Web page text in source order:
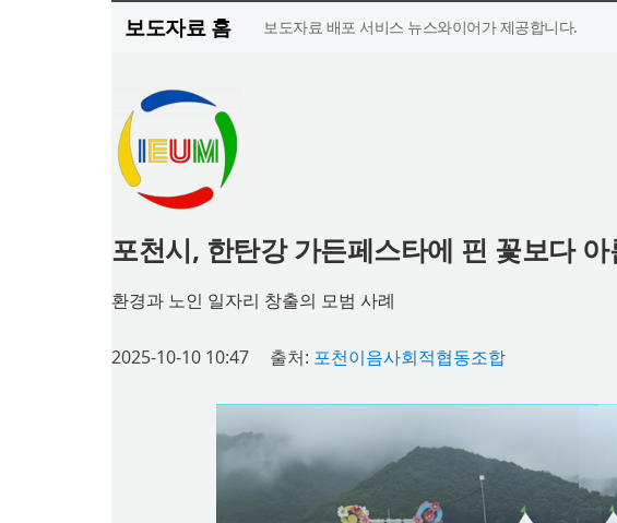
보도자료 홈 보도자료 배포 서비스 뉴스와이어가 제공합니다.
포천시, 한탄강 가든페스타에 핀 꽃보다
환경과 노인 일자리 창출의 모범 사례
2025-10-10 10:47 출처: 포천이음사회적협동조합